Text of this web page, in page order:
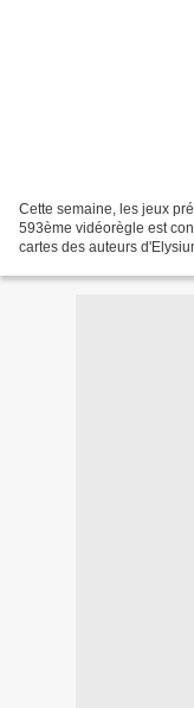
Cette semaine, les jeux
593ème vidéorègle est
cartes des auteurs